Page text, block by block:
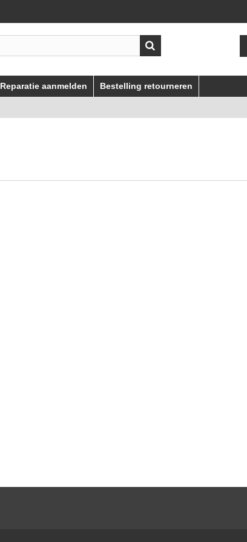
Reparatie aanmelden Bestelling retourneren